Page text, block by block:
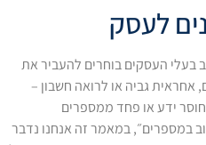
לעסק
בעלי העסקים בוחרים להעביר את
גביה או לרואה חשבון –
ידע או פחד ממספרים
במספרים״, במאמר זה אנחנו נדבר